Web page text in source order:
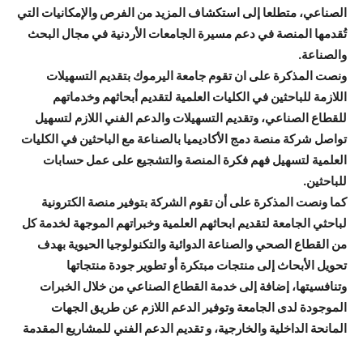
الصناعي، متطلعا إلى استكشاف المزيد من الفرص والإمكانيات التي
تُقدمها المنصة في دعم مسيرة الجامعات الأردنية في مجال البحث
والصناعة.
ونصت المذكرة على ان تقوم جامعة اليرموك بتقديم التسهيلات
اللازمة للباحثين في الكليات العلمية لتقديم أبحاثهم وخدماتهم
للقطاع الصناعي، وتقديم التسهيلات والدعم الفني اللازم لتسهيل
تواصل شركة منصة دمج الأكاديميا بالصناعة مع الباحثين في الكليات
العلمية لتسهيل فهم فكرة المنصة والتشجيع على عمل حسابات
للباحثين.
كما ونصت المذكرة على أن تقوم الشركة بتوفير منصة الكترونية
لباحثي الجامعة لتقديم ابحاثهم العلمية وخبراتهم الموجهة لخدمة كل
من القطاع الصحي والصناعة الدوائية والتكنولوجيا الحيوية بهدف
تحويل الأبحاث إلى منتجات مبتكرة أو تطوير جودة منتجاتها
وتنافسيتها، إضافة إلى خدمة القطاع الصناعي من خلال الخبرات
الموجودة لدى الجامعة وتوفير الدعم اللازم عن طريق الجهات
المانحة الداخلية والخارجية، و تقديم الدعم الفني للمشاريع المقدمة